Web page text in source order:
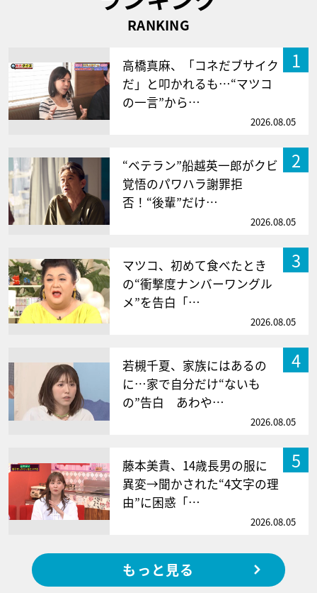
RANKING
1
高橋真麻、「コネだブサイク
だ」と叩かれるも…“マツコ
の一言”から…
2026.08.05
2
“ベテラン”船越英一郎がクビ
覚悟のパワハラ謝罪拒
否！“後輩”だけ…
2026.08.05
3
マツコ、初めて食べたとき
の“衝撃度ナンバーワングル
メ”を告白「…
2026.08.05
4
若槻千夏、家族にはあるの
に…家で自分だけ“ないも
の”告白 あわや…
2026.08.05
5
藤本美貴、14歳長男の服に
異変→聞かされた“4文字の理
由”に困惑「…
2026.08.05
もっと見る